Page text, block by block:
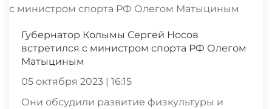
Губернатор Колымы Сергей Носов
встретился с министром спорта РФ Олегом
Матыциным
05 октября 2023 | 16:15
Они обсудили развитие физкультуры и